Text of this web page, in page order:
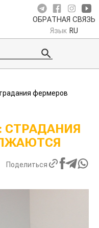
ОБРАТНАЯ СВЯЗЬ
Язык RU
фермеров
СТРАДАНИЯ
Поделиться